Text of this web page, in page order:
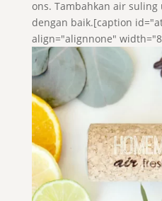
ons. Tambahkan air
dengan baik.[caption
align="alignnone"